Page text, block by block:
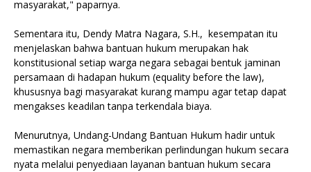
masyarakat," paparnya.
‎Sementara itu, Dendy Matra Nagara, S.H., kesempatan itu
menjelaskan bahwa bantuan hukum merupakan hak
konstitusional setiap warga negara sebagai bentuk jaminan
persamaan di hadapan hukum (equality before the law),
khususnya bagi masyarakat kurang mampu agar tetap dapat
mengakses keadilan tanpa terkendala biaya.
‎Menurutnya, Undang-Undang Bantuan Hukum hadir untuk
memastikan negara memberikan perlindungan hukum secara
nyata melalui penyediaan layanan bantuan hukum secara